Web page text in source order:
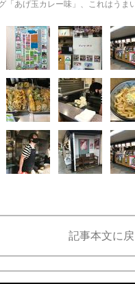
「あげ玉カレー味」、これはうま
記事本文に